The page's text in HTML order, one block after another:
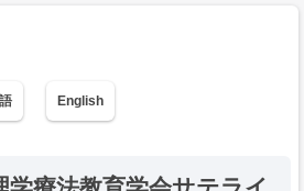
English